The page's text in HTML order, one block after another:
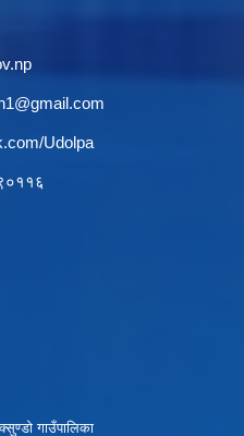
Udolpa
गाउँपालिका